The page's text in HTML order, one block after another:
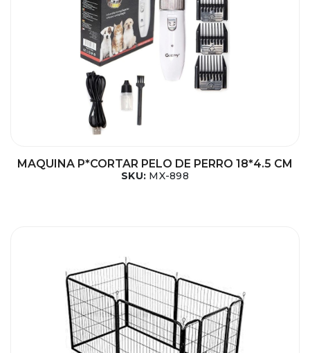
MAQUINA P*CORTAR PELO DE PERRO 18*4.5 CM
SKU: MX-898